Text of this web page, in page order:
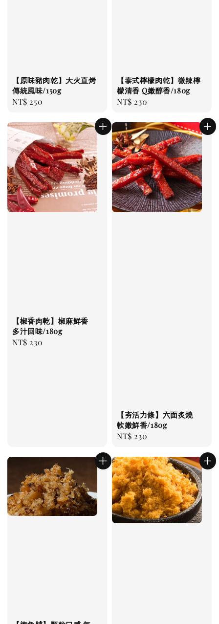
【原味豬肉乾】大火直烤
傳統風味/150g
Regular
NT$ 250
【泰式檸檬肉乾】微辣檸
檬清香 Q嫩醇香/180g
Regular
NT$ 230
【椒香肉乾】椒麻鮮香
多汁回味/180g
Regular
NT$ 230
【夯活力條】六面炙燒
軟嫩鮮香/180g
Regular
NT$ 230